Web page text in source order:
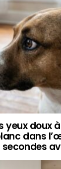
yeux doux
dans